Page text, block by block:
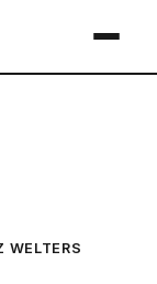
WELTERS